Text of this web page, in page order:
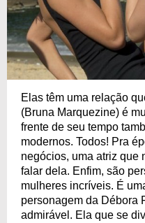
Elas têm uma relação
(Bruna Marquezine) é
frente de seu tempo
modernos. Todos! Pra
negócios, uma atriz que
falar dela. Enfim, são
mulheres incríveis. É
personagem da Débora
admirável. Ela que se